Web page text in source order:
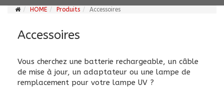
HOME Produits Accessoires
Accessoires
Vous cherchez une batterie rechargeable, un câble
de mise à jour, un adaptateur ou une lampe de
remplacement pour votre lampe UV ?